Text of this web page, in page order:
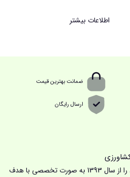
اطلاعات بیشتر
ضمانت بهترین قیمت
ارسال رایگان
فروشگاه فیزیکی لتکا فعالیت خود را از سال 1393 به صورت تخصصی با هدف